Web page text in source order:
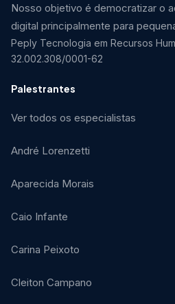
Nosso objetivo é democratizar o
digital principalmente para
Peply Tecnologia em Recursos
32.002.308/0001-62
Palestrantes
Ver todos os especialistas
André Lorenzetti
Aparecida Morais
Caio Infante
Carina Peixoto
Cleiton Campano